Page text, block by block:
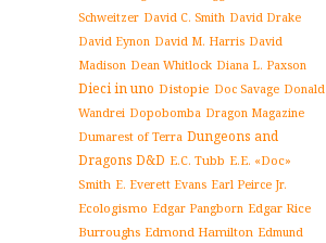
Schweitzer David C. Smith David Drake
David Eynon David M. Harris David
Madison Dean Whitlock Diana L. Paxson
Dieci in uno Distopie Doc Savage Donald
Wandrei Dopobomba Dragon Magazine
Dumarest of Terra Dungeons and
Dragons D&D E.C. Tubb E.E. «Doc»
Smith E. Everett Evans Earl Peirce Jr.
Ecologismo Edgar Pangborn Edgar Rice
Burroughs Edmond Hamilton Edmund